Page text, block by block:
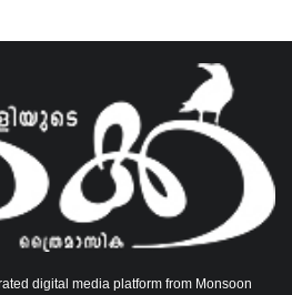
digital media platform from Monsoon